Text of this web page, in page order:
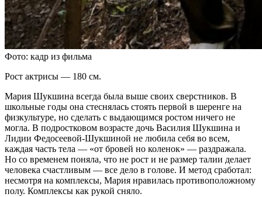
Фото: кадр из фильма
Рост актрисы — 180 см.
Мария Шукшина всегда была выше своих сверстников. В
школьные годы она стеснялась стоять первой в шеренге на
физкультуре, но сделать с выдающимся ростом ничего не
могла. В подростковом возрасте дочь Василия Шукшина и
Лидии Федосеевой-Шукшиной не любила себя во всем,
каждая часть тела — «от бровей но коленок» — раздражала.
Но со временем поняла, что не рост и не размер талии делает
человека счастливым — все дело в голове. И метод сработал:
несмотря на комплексы, Мария нравилась противоположному
полу. Комплексы как рукой сняло.